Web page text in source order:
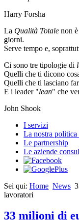
Harry Forsha
La Qualità Totale non
giorni.
Serve tempo e,
Ci sono tre tipologie di
Quelli che ti dicono
Quelli che ti lasciano
E i leader "lean" che
John Shook
I servizi
La nostra politica
Le partnership
Le aziende
Sei qui: Home News
lavoratori
33 milioni di